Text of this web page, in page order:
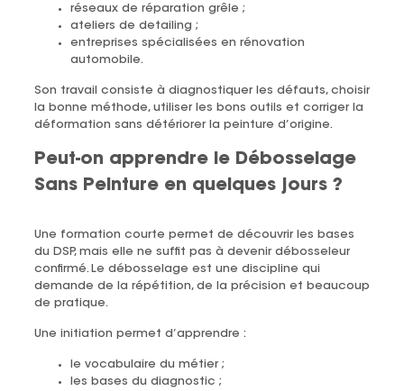
réseaux de réparation grêle ;
ateliers de detailing ;
entreprises spécialisées en rénovation
automobile.
Son travail consiste à diagnostiquer les défauts, choisir
la bonne méthode, utiliser les bons outils et corriger la
déformation sans détériorer la peinture d’origine.
Peut-on apprendre le Débosselage
Sans Peinture en quelques jours ?
Une formation courte permet de découvrir les bases
du DSP, mais elle ne suffit pas à devenir débosseleur
confirmé. Le débosselage est une discipline qui
demande de la répétition, de la précision et beaucoup
de pratique.
Une initiation permet d’apprendre :
le vocabulaire du métier ;
les bases du diagnostic ;